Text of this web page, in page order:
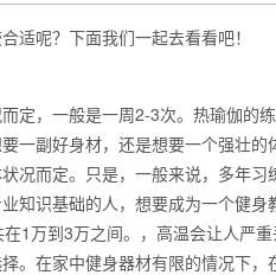
适呢？下面我们一起去看看吧！
，一般是一周2-3次。热瑜伽的
一副好身材，还是想要一个强壮
况而定。只是，一般来说，多年
知识基础的人，想要成为一个健
1万到3万之间。，高温会让人严
。在家中健身器材有限的情况下